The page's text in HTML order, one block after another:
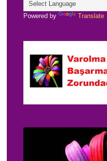
Powered by Translate